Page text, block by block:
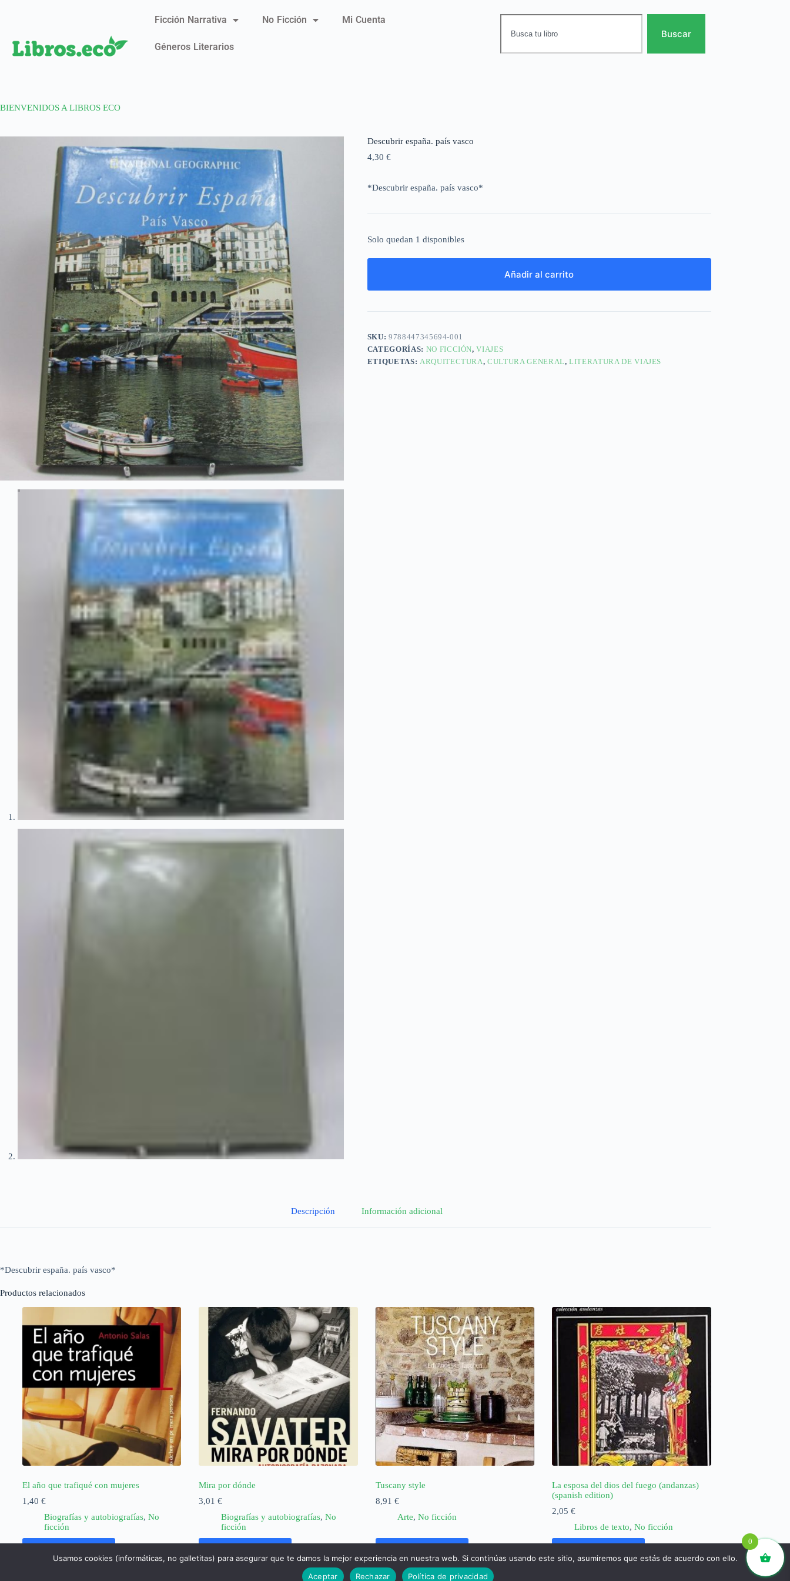
Ficción Narrativa No Ficción Mi Cuenta
Géneros Literarios
Buscar
BIENVENIDOS A LIBROS ECO
Descubrir españa. país vasco
4,30 €
*Descubrir españa. país vasco*
Solo quedan 1 disponibles
Añadir al carrito
SKU:9788447345694-001
CATEGORÍAS: NO FICCIÓN,VIAJES
ETIQUETAS: ARQUITECTURA,CULTURA GENERAL,LITERATURA DE VIAJES
Descripción Información adicional
*Descubrir españa. país vasco*
Productos relacionados
El año que trafiqué con mujeres
1,40 €
Biografías y autobiografías, No
ficción
Mira por dónde
3,01€
Biografías y autobiografías, No
ficción
Tuscany style
8,91 €
Arte,No ficción
La esposa del dios del fuego (andanzas)
(spanish edition)
2,05€
Libros de texto, No ficción
0
Usamos cookies (informáticas, no galletitas) para asegurar que te damos la mejor experiencia en nuestra web. Si continúas usando este sitio, asumiremos que estás de acuerdo con ello.
Aceptar
Rechazar Política de privacidad